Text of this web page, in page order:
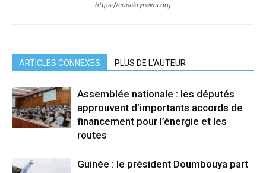
https://conakrynews.org
ARTICLES CONNEXES PLUS DE L'AUTEUR
Assemblée nationale : les députés
approuvent d’importants accords de
financement pour l’énergie et les
routes
Guinée : le président Doumbouya part